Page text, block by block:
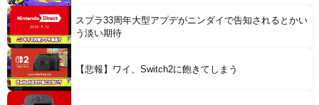
スプラ33周年大型アプデがニンダイで告知されるとかい
う淡い期待
【悲報】ワイ、Switch2に飽きてしまう